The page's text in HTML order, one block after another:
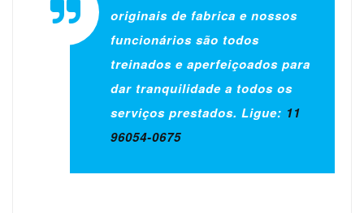
originais de fabrica e nossos
funcionários são todos
treinados e aperfeiçoados para
dar tranquilidade a todos os
serviços prestados. Ligue: 11
96054-0675